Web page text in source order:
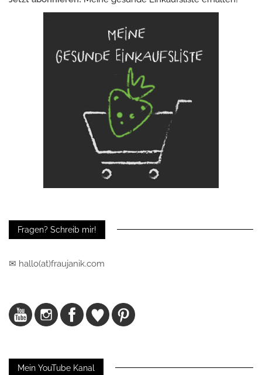
Fragen? Schreib mir!
✉ hallo(at)fraujanik.com
Mein YouTube Kanal